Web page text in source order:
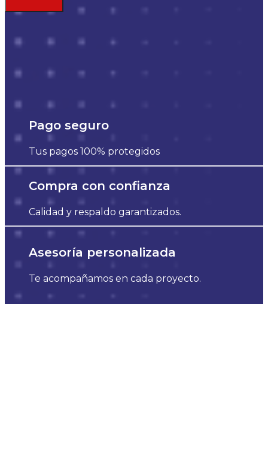
Pago seguro
Tus pagos 100% protegidos
Compra con confianza
Calidad y respaldo garantizados.
Asesoría personalizada
Te acompañamos en cada proyecto.